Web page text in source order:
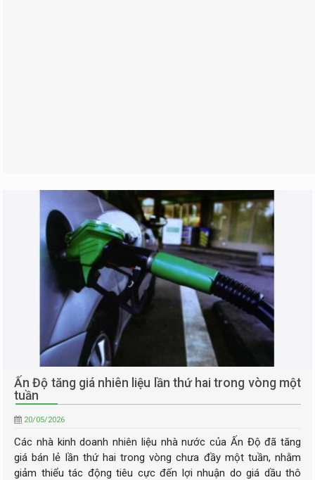
Ấn Độ tăng giá nhiên liệu lần thứ hai trong vòng một
tuần
20/05/2026
Các nhà kinh doanh nhiên liệu nhà nước của Ấn Độ đã tăng
giá bán lẻ lần thứ hai trong vòng chưa đầy một tuần, nhằm
giảm thiểu tác động tiêu cực đến lợi nhuận do giá dầu thô